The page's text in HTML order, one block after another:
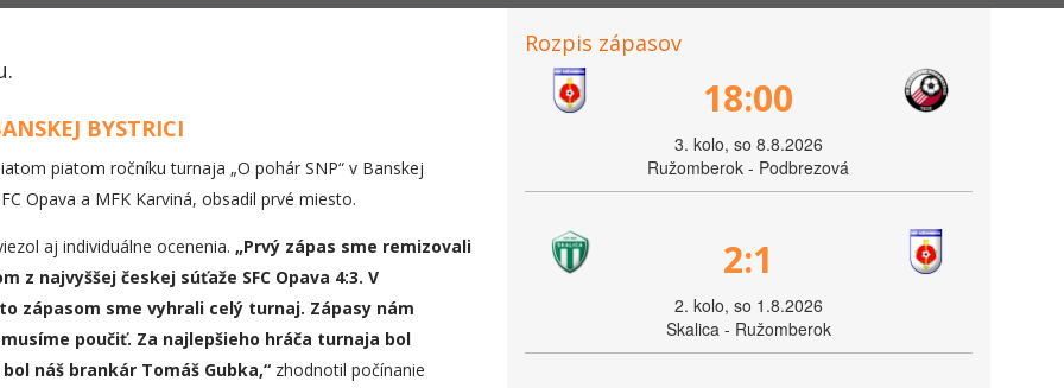
BYSTRICI
piatom ročníku turnaja „O pohár SNP“ v Banskej
Opava a MFK Karviná, obsadil prvé miesto.
aj individuálne ocenenia. „Prvý zápas sme remizovali
z najvyššej českej súťaže SFC Opava 4:3. V
zápasom sme vyhrali celý turnaj. Zápasy nám
poučiť. Za najlepšieho hráča turnaja bol
náš brankár Tomáš Gubka,“ zhodnotil počínanie
Rozpis zápasov
18:00
3. kolo, so 8.8.2026
Ružomberok - Podbrezová
2:1
2. kolo, so 1.8.2026
Skalica - Ružomberok